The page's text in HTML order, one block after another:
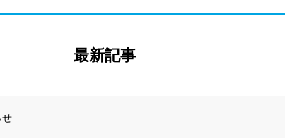
最新記事